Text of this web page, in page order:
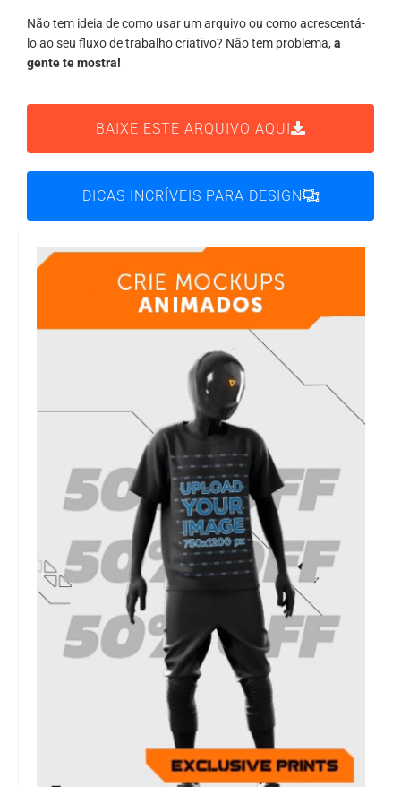
Não tem ideia de como usar um arquivo ou como acrescentá-
lo ao seu fluxo de trabalho criativo? Não tem problema, a
gente te mostra!
BAIXE ESTE ARQUIVO AQUI
DICAS INCRÍVEIS PARA DESIGN